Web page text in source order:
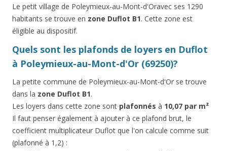
Le petit village de Poleymieux-au-Mont-d'Oravec ses 1290
habitants se trouve en zone Duflot B1. Cette zone est
éligible au dispositif.
Quels sont les plafonds de loyers en Duflot
à Poleymieux-au-Mont-d'Or (69250)?
La petite commune de Poleymieux-au-Mont-d'Or se trouve
dans la zone Duflot B1.
Les loyers dans cette zone sont plafonnés à 10,07 par m²
Il faut penser également à ajouter à ce plafond brut, le
coefficient multiplicateur Duflot que l'on calcule comme suit
(plafonné à 1,2) :